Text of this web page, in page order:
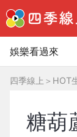
娛樂看過來
四季線上 ＞ HOT
糖葫